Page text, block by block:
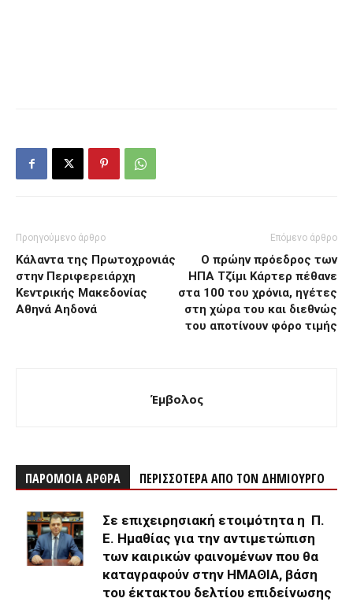
Προηγούμενο άρθρο
Κάλαντα της Πρωτοχρονιάς
στην Περιφερειάρχη
Κεντρικής Μακεδονίας
Αθηνά Αηδονά
Επόμενο άρθρο
Ο πρώην πρόεδρος των
ΗΠΑ Τζίμι Κάρτερ πέθανε
στα 100 του χρόνια, ηγέτες
στη χώρα του και διεθνώς
του αποτίνουν φόρο τιμής
Έμβολος
ΠΑΡΟΜΟΙΑ ΑΡΘΡΑ ΠΕΡΙΣΣΟΤΕΡΑ ΑΠΟ ΤΟΝ ΔΗΜΙΟΥΡΓΟ
Σε επιχειρησιακή ετοιμότητα η Π.
Ε. Ημαθίας για την αντιμετώπιση
των καιρικών φαινομένων που θα
καταγραφούν στην ΗΜΑΘΙΑ, βάση
του έκτακτου δελτίου επιδείνωσης